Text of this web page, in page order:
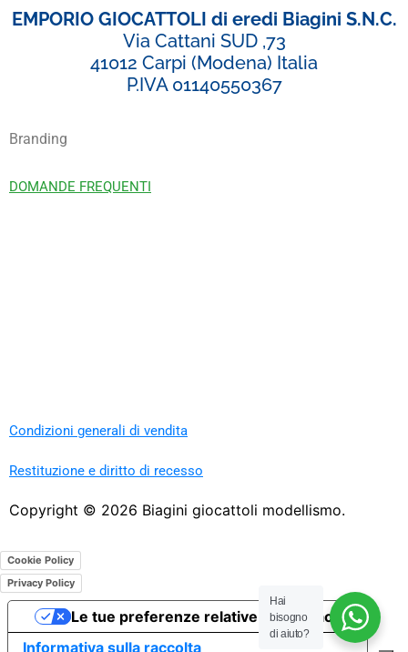
EMPORIO GIOCATTOLI di eredi Biagini S.N.C.
Via Cattani SUD ,73
41012 Carpi (Modena) Italia
P.IVA 01140550367
Branding
DOMANDE FREQUENTI
Condizioni generali di vendita
Restituzione e diritto di recesso
Copyright © 2026 Biagini giocattoli modellismo.
Cookie Policy
Privacy Policy
Hai
bisogno
di aiuto?
Informativa sulla raccolta
Le tue preferenze relative alla privacy